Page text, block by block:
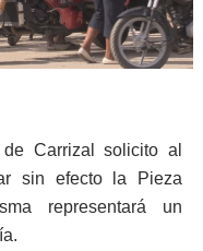
Carrizal solicito al
sin efecto la Pieza
representará un